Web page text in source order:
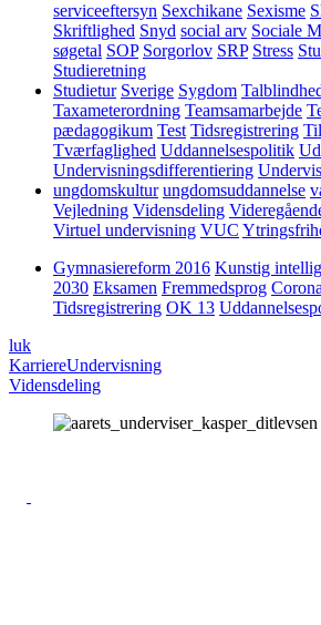
serviceeftersyn Sexchikane Sexisme
Skriftlighed Snyd social arv Sociale
søgetal SOP Sorgorlov SRP Stress
Studieretning
Studietur Sverige Sygdom
Taxameterordning Teamsamarbejde
pædagogikum Test Tidsregistrering
Tværfaglighed Uddannelsespolitik
Undervisningsdifferentiering
ungdomskultur ungdomsuddannelse
Vejledning Vidensdeling
Virtuel undervisning VUC
Gymnasiereform 2016 Kunstig
2030 Eksamen Fremmedsprog Corona
Tidsregistrering OK 13
luk
KarriereUndervisning
Vidensdeling